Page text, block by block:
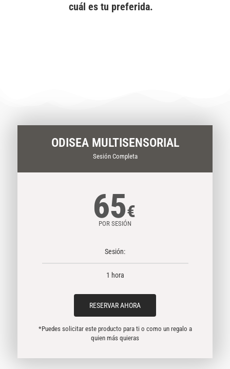
cuál es tu preferida.
ODISEA MULTISENSORIAL
Sesión Completa
65€
POR SESIÓN
Sesión:
1 hora
RESERVAR AHORA
*Puedes solicitar este producto para ti o como un regalo a
quien más quieras